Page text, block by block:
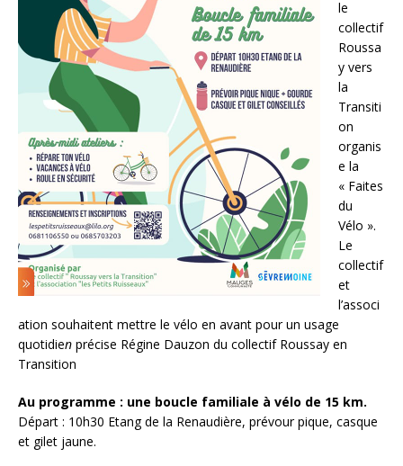
le
collectif
Roussa
y vers
la
Transiti
on
organis
e la
« Faites
du
Vélo ».
Le
collectif
et
l’associ
ation souhaitent mettre le vélo en avant pour un usage
quotidien précise Régine Dauzon du collectif Roussay en
Transition
Au programme : une boucle familiale à vélo de 15 km.
Départ : 10h30 Etang de la Renaudière, prévour pique, casque
et gilet jaune.